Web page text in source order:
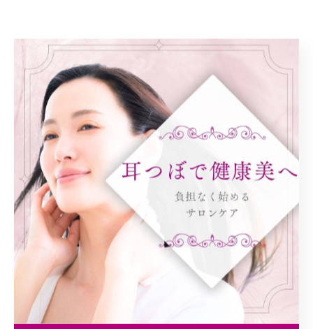
< 前のページ 次のページ >
関連タグ
#耳つぼ #自律神経 #むくみ
Categories